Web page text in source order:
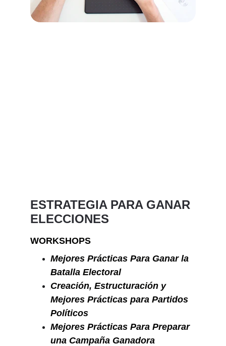
ESTRATEGIA PARA GANAR
ELECCIONES
WORKSHOPS
Mejores Prácticas Para Ganar la
Batalla Electoral
Creación, Estructuración y
Mejores Prácticas para Partidos
Políticos
Mejores Prácticas Para Preparar
una Campaña Ganadora